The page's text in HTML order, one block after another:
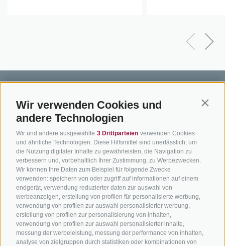
Wir verwenden Cookies und
andere Technologien
Wir und andere ausgewählte 3 Drittparteien verwenden Cookies
und ähnliche Technologien. Diese Hilfsmittel sind unerlässlich, um
die Nutzung digitaler Inhalte zu gewährleisten, die Navigation zu
verbessern und, vorbehaltlich Ihrer Zustimmung, zu Werbezwecken.
Wir können Ihre Daten zum Beispiel für folgende Zwecke
verwenden: speichern von oder zugriff auf informationen auf einem
endgerät, verwendung reduzierter daten zur auswahl von
werbeanzeigen, erstellung von profilen für personalisierte werbung,
verwendung von profilen zur auswahl personalisierter werbung,
erstellung von profilen zur personalisierung von inhalten,
verwendung von profilen zur auswahl personalisierter inhalte,
messung der werbeleistung, messung der performance von inhalten,
analyse von zielgruppen durch statistiken oder kombinationen von
BIKEHOTELS
SÜDTIROL
Hotels & Pakete
Urlaubspakete
Unsere Gutscheine
Hot Deals
Bike & Work
BIKEN IN
SÜDTIROL
Mountainbiken in
Südtirol
Rennradfahren in
Südtirol
Radwege in Südtirol
Bikeshops & Verleihe
Bike-Schulen
Kontakt
Anreise
Zum